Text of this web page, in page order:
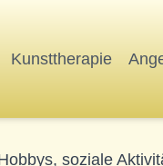
Kunsttherapie
soziale